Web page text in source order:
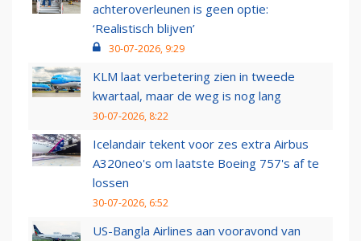
achteroverleunen is geen optie:
‘Realistisch blijven’
30-07-2026, 9:29
KLM laat verbetering zien in tweede
kwartaal, maar de weg is nog lang
30-07-2026, 8:22
Icelandair tekent voor zes extra Airbus
A320neo's om laatste Boeing 757's af te
lossen
30-07-2026, 6:52
US-Bangla Airlines aan vooravond van